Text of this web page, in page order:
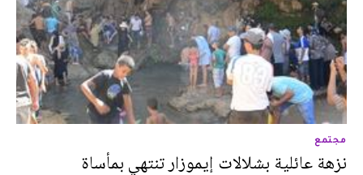
مجتمع
نزهة عائلية بشلالات إيموزار تنتهي بمأساة